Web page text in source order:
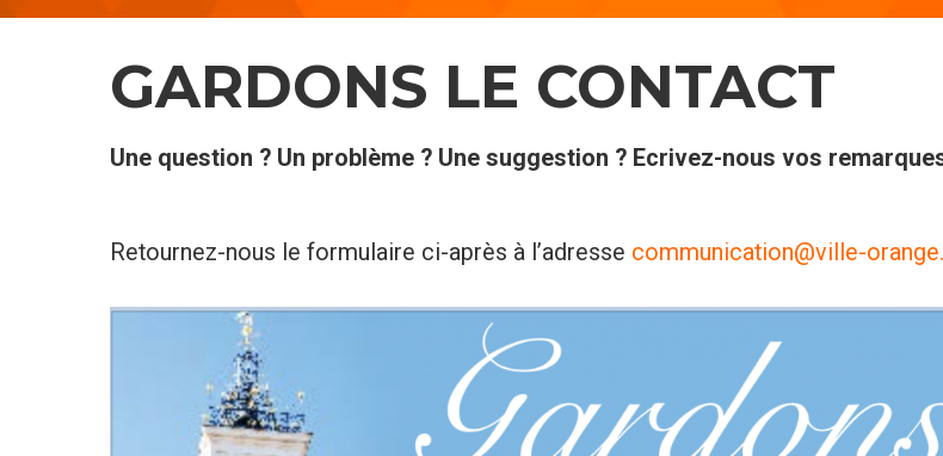
GARDONS LE CONTACT
Une question ? Un problème ? Une suggestion ? Ecrivez-nous vos
Retournez-nous le formulaire ci-après à l’adresse communication@ville-